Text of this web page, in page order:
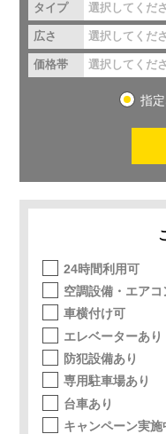
タイプ
広さ
価格帯
指
24時間利用可
空調設備・エアコ
車横付け可
エレベーターあり
防犯設備あり
専用駐車場あり
台車あり
キャンペーン実施